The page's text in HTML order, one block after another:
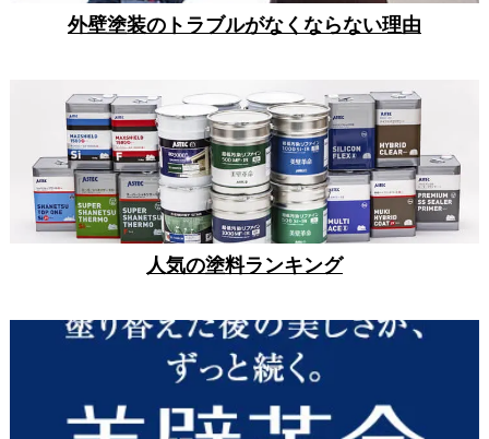
外壁塗装のトラブルがなくならない理由
人気の塗料ランキング